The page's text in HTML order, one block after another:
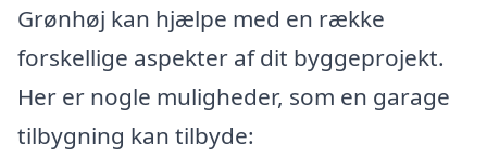
Grønhøj kan hjælpe med en række
forskellige aspekter af dit byggeprojekt.
Her er nogle muligheder, som en garage
tilbygning kan tilbyde: